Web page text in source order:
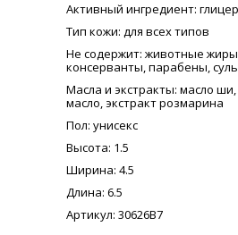
Активный ингредиент:
Тип кожи: для всех типов
Не содержит: животные
консерванты, парабены,
Масла и экстракты: масло
масло, экстракт розмарина
Пол: унисекс
Высота: 1.5
Ширина: 4.5
Длина: 6.5
Артикул: 30626B7